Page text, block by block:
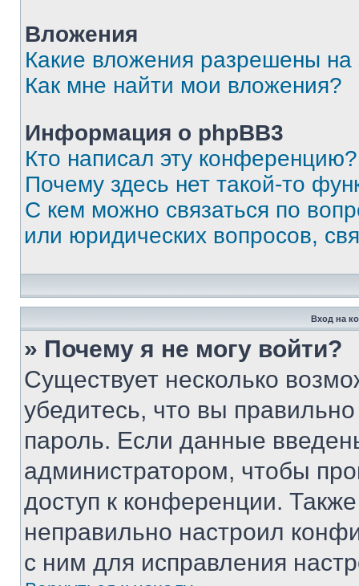
Вложения
Какие вложения разрешены
Как мне найти мои вложения?
Информация о phpBB3
Кто написал эту конференцию?
Почему здесь нет такой-то
С кем можно связаться по
или юридических вопросов,
Вход на
» Почему я не могу войти?
Существует несколько
убедитесь, что вы
пароль. Если данные
администратором, чтобы
доступ к конференции.
неправильно настроил
с ним для исправления